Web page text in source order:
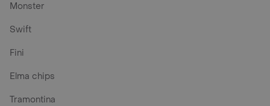
Monster
Swift
Fini
Elma chips
Tramontina